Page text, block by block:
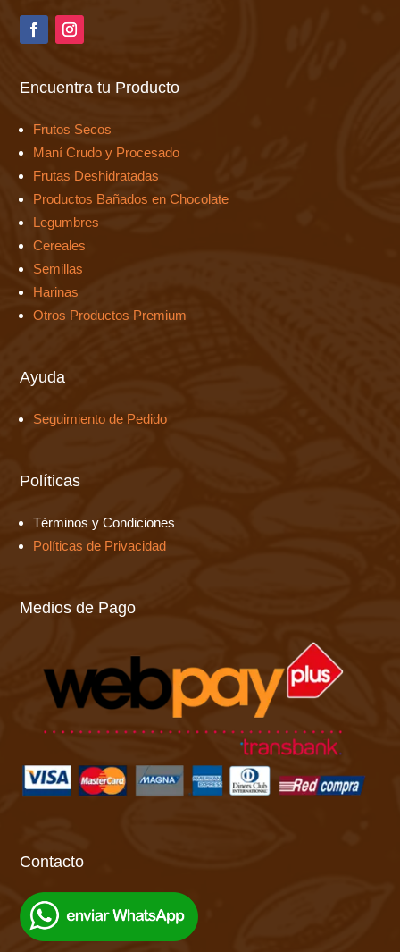
Encuentra tu Producto
Frutos Secos
Maní Crudo y Procesado
Frutas Deshidratadas
Productos Bañados en Chocolate
Legumbres
Cereales
Semillas
Harinas
Otros Productos Premium
Ayuda
Seguimiento de Pedido
Políticas
Términos y Condiciones
Políticas de Privacidad
Medios de Pago
Contacto